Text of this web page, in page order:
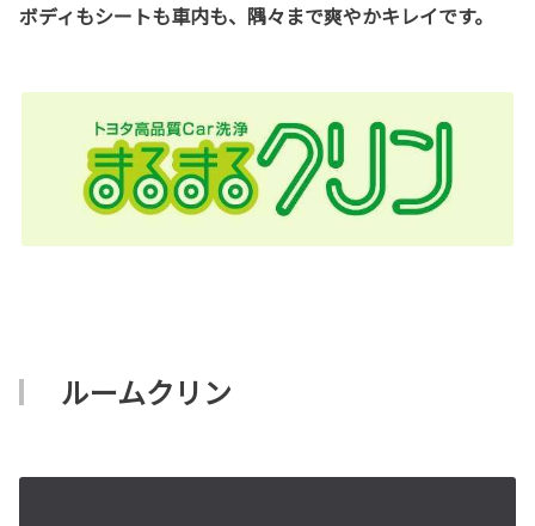
ボディもシートも車内も、隅々まで爽やかキレイです。
ルームクリン